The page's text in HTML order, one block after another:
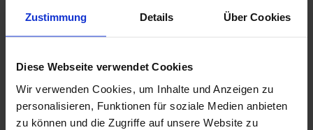
Zustimmung Details Über Cookies
Diese Webseite verwendet Cookies
Wir verwenden Cookies, um Inhalte und Anzeigen zu
personalisieren, Funktionen für soziale Medien anbieten
zu können und die Zugriffe auf unsere Website zu
Weitere Serien von Sant Agostino